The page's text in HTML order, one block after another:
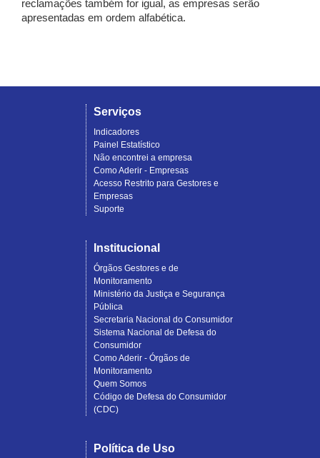
reclamações também for igual, as empresas serão
apresentadas em ordem alfabética.
Serviços
Indicadores
Painel Estatístico
Não encontrei a empresa
Como Aderir - Empresas
Acesso Restrito para Gestores e
Empresas
Suporte
Institucional
Órgãos Gestores e de
Monitoramento
Ministério da Justiça e Segurança
Pública
Secretaria Nacional do Consumidor
Sistema Nacional de Defesa do
Consumidor
Como Aderir - Órgãos de
Monitoramento
Quem Somos
Código de Defesa do Consumidor
(CDC)
Política de Uso